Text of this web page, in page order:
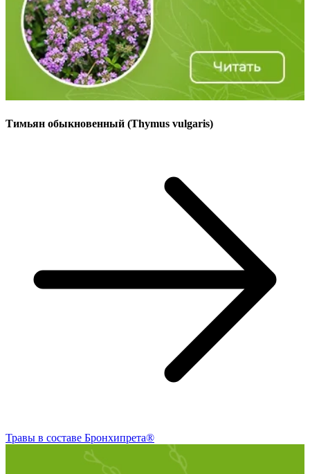
Тимьян обыкновенный (Thymus vulgaris)
Травы в составе Бронхипрета®